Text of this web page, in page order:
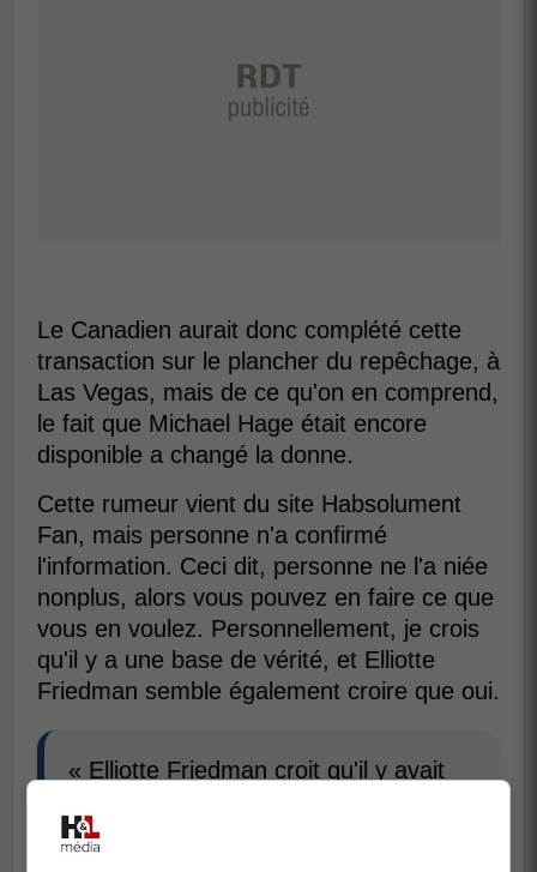
Le Canadien aurait donc complété cette
transaction sur le plancher du repêchage, à
Las Vegas, mais de ce qu'on en comprend,
le fait que Michael Hage était encore
disponible a changé la donne.
Cette rumeur vient du site Habsolument
Fan, mais personne n'a confirmé
l'information. Ceci dit, personne ne l'a niée
nonplus, alors vous pouvez en faire ce que
vous en voulez. Personnellement, je crois
qu'il y a une base de vérité, et Elliotte
Friedman semble également croire que oui.
« Elliotte Friedman croit qu'il y avait
rumeur reliant Trevor Zegras aux